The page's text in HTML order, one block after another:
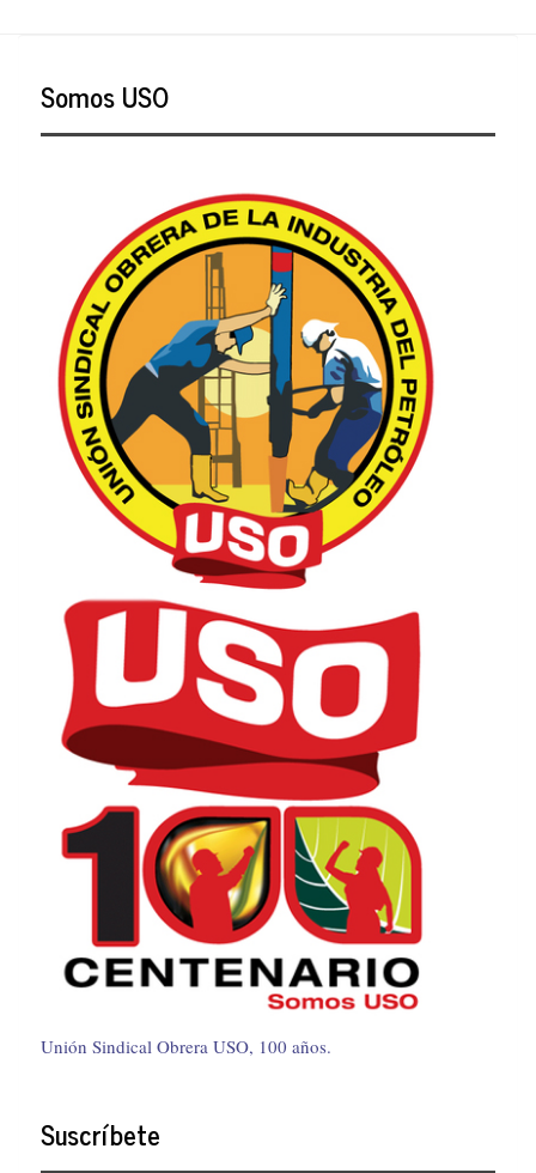
Somos USO
Unión Sindical Obrera USO, 100 años.
Suscríbete